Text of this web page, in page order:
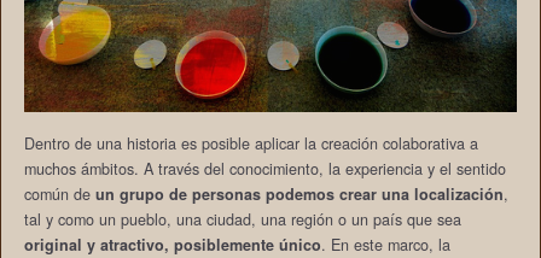
Dentro de una historia es posible aplicar la creación colaborativa a
muchos ámbitos. A través del conocimiento, la experiencia y el sentido
común de un grupo de personas podemos crear una localización,
tal y como un pueblo, una ciudad, una región o un país que sea
original y atractivo, posiblemente único. En este marco, la